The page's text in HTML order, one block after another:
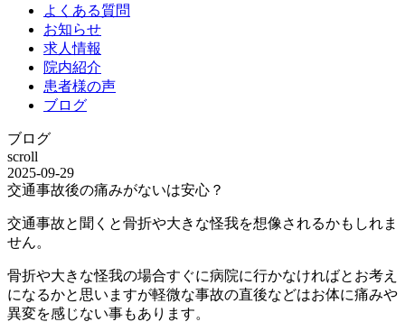
よくある質問
お知らせ
求人情報
院内紹介
患者様の声
ブログ
ブログ
scroll
2025-09-29
交通事故後の痛みがないは安心？
交通事故と聞くと骨折や大きな怪我を想像されるかもしれま
せん。
骨折や大きな怪我の場合すぐに病院に行かなければとお考え
になるかと思いますが軽微な事故の直後などはお体に痛みや
異変を感じない事もあります。